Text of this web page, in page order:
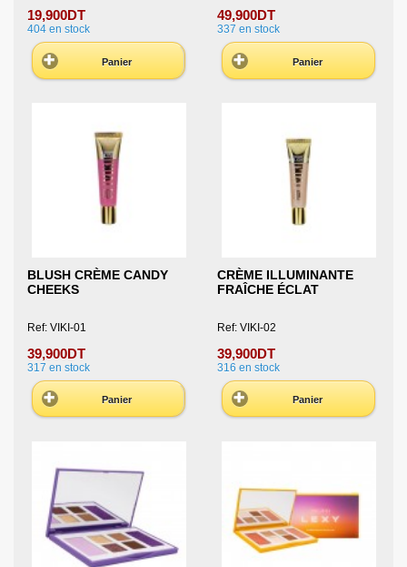
19,900DT
404 en stock
Panier
49,900DT
337 en stock
Panier
BLUSH CRÈME CANDY
CHEEKS
Ref: VIKI-01
39,900DT
317 en stock
Panier
CRÈME ILLUMINANTE
FRAÎCHE ÉCLAT
Ref: VIKI-02
39,900DT
316 en stock
Panier